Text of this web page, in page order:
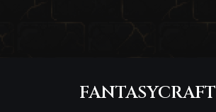
FANTASYCRAFT